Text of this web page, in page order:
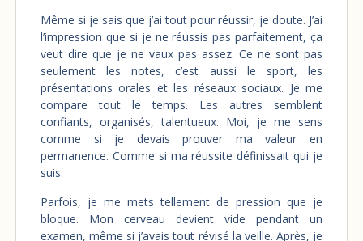
Même si je sais que j’ai tout pour réussir, je doute. J’ai
l’impression que si je ne réussis pas parfaitement, ça
veut dire que je ne vaux pas assez. Ce ne sont pas
seulement les notes, c’est aussi le sport, les
présentations orales et les réseaux sociaux. Je me
compare tout le temps. Les autres semblent
confiants, organisés, talentueux. Moi, je me sens
comme si je devais prouver ma valeur en
permanence. Comme si ma réussite définissait qui je
suis.
Parfois, je me mets tellement de pression que je
bloque. Mon cerveau devient vide pendant un
examen, même si j’avais tout révisé la veille. Après, je